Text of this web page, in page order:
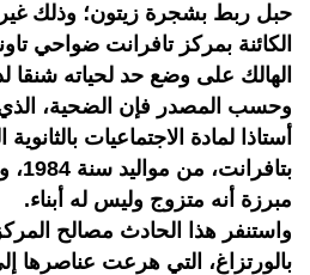
حبل ربط بشجرة زيتون؛ وذلك
الكائنة بمركز تافرانت ضواحي
الهالك على وضع حد لحياته شنقا
وحسب المصدر فإن الضحية،
أستاذا لمادة الاجتماعيات بالثانوية
مبرزة أنه متزوج وليس له أبناء.
واستنفر هذا الحادث مصالح
بالورتزاغ، التي هرعت عناصرها